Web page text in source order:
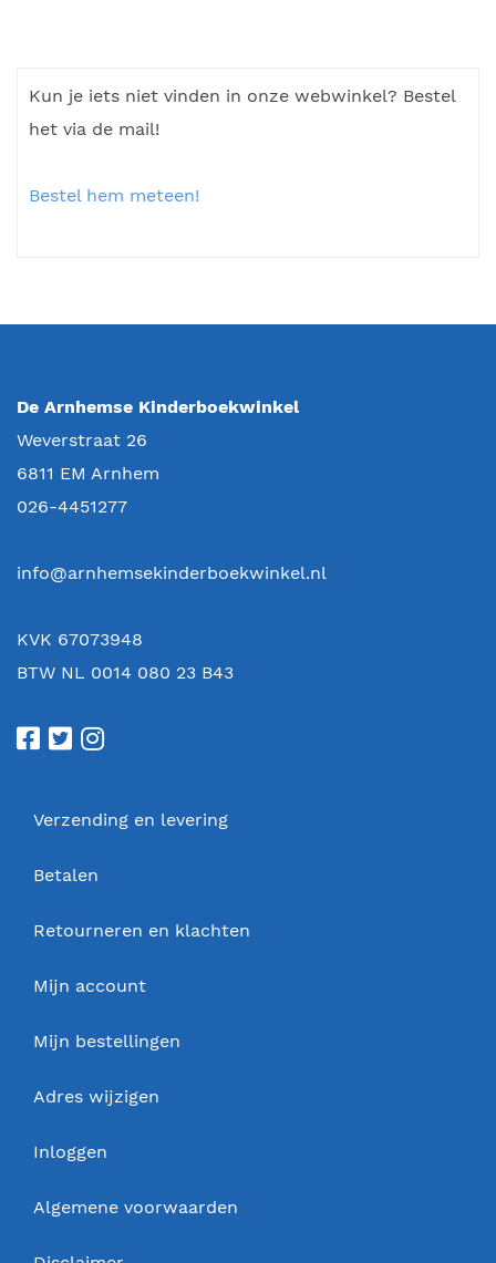
Kun je iets niet vinden in onze webwinkel? Bestel
het via de mail!
Bestel hem meteen!
De Arnhemse Kinderboekwinkel
Weverstraat 26
6811 EM Arnhem
026-4451277
info@arnhemsekinderboekwinkel.nl
KVK 67073948
BTW NL 0014 080 23 B43
Verzending en levering
Betalen
Retourneren en klachten
Mijn account
Mijn bestellingen
Adres wijzigen
Inloggen
Algemene voorwaarden